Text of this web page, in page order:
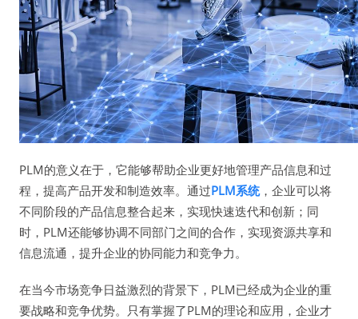
PLM的意义在于，它能够帮助企业更好地管理产品信息和过
程，提高产品开发和制造效率。通过PLM系统，企业可以将
不同阶段的产品信息整合起来，实现快速迭代和创新；同
时，PLM还能够协调不同部门之间的合作，实现资源共享和
信息流通，提升企业的协同能力和竞争力。
在当今市场竞争日益激烈的背景下，PLM已经成为企业的重
要战略和竞争优势。只有掌握了PLM的理论和应用，企业才